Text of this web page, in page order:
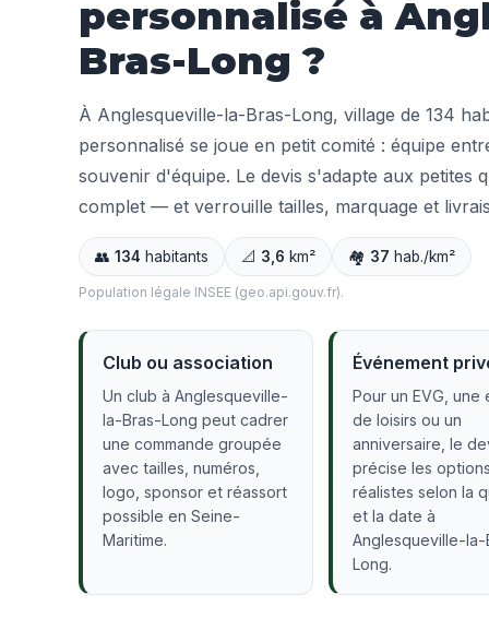
personnalisé à
Bras-Long ?
À Anglesqueville-la-Bras-Long, village de 134
personnalisé se joue en petit comité : équipe
souvenir d'équipe. Le devis s'adapte aux petites
complet — et verrouille tailles, marquage et
👥 134 habitants 📐 3,6 km² 🏘️ 37 hab./km²
Population légale INSEE (geo.api.gouv.fr).
Club ou association
Un club à Anglesqueville-
la-Bras-Long peut cadrer
une commande groupée
avec tailles, numéros,
logo, sponsor et réassort
possible en Seine-
Maritime.
Événement
Pour un EVG, une
de loisirs ou un
anniversaire, le
précise les
réalistes selon la
et la date à
Anglesqueville-la-
Long.